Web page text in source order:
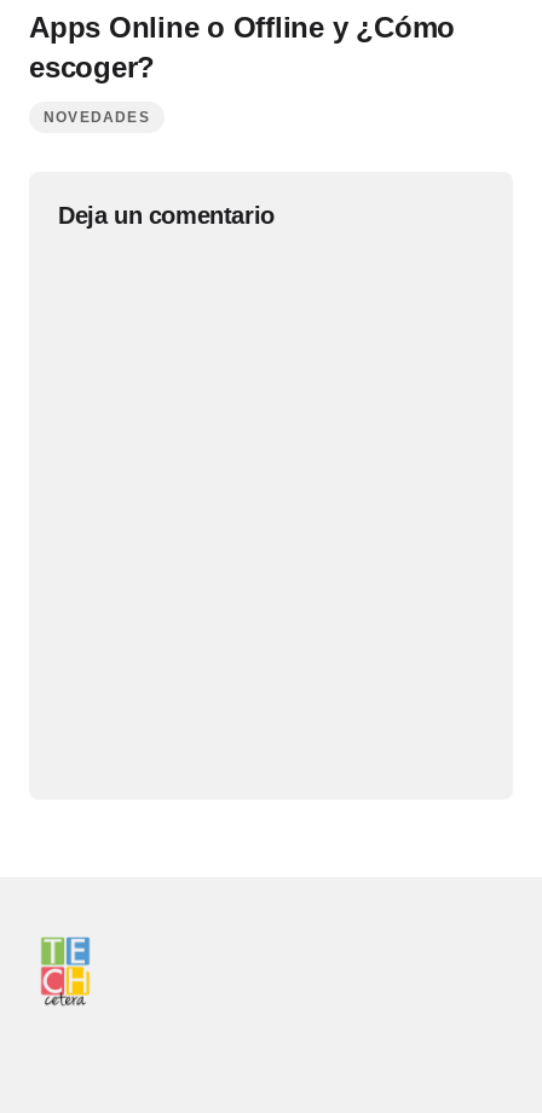
Apps Online o Offline y ¿Cómo
escoger?
NOVEDADES
Deja un comentario